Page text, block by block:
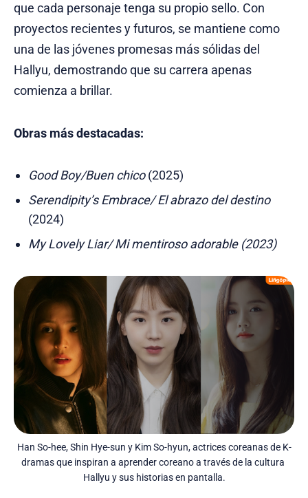
que cada personaje tenga su propio sello. Con
proyectos recientes y futuros, se mantiene como
una de las jóvenes promesas más sólidas del
Hallyu, demostrando que su carrera apenas
comienza a brillar.
Obras más destacadas:
Good Boy/Buen chico(2025)
Serendipity’s Embrace/ El abrazo del destino
(2024)
My Lovely Liar/ Mi mentiroso adorable (2023)
Han So-hee, Shin Hye-sun y Kim So-hyun, actrices coreanas de K-
dramas que inspiran a aprender coreano a través de la cultura
Hallyu y sus historias en pantalla.